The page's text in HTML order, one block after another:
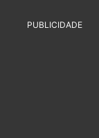
PUBLICIDADE